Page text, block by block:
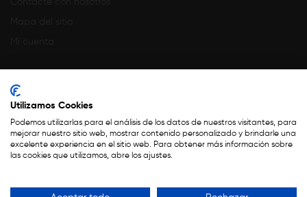
Financiado por la Unión Europea – NextGenerationEU
Utilizamos Cookies
Podemos utilizarlas para el análisis de los datos de nuestros visitantes, para
mejorar nuestro sitio web, mostrar contenido personalizado y brindarle una
excelente experiencia en el sitio web. Para obtener más información sobre
las cookies que utilizamos, abre los ajustes.